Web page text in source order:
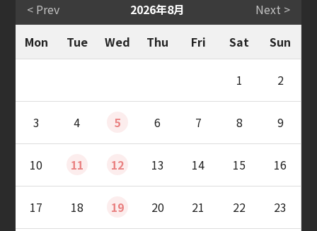
< Prev 2026年8月
Next >
Mon
Tue Wed Thu Fri Sat Sun
1 2
3 4 5 6 7 8 9
10 11 12 13 14 15 16
17 18 19 20 21 22 23